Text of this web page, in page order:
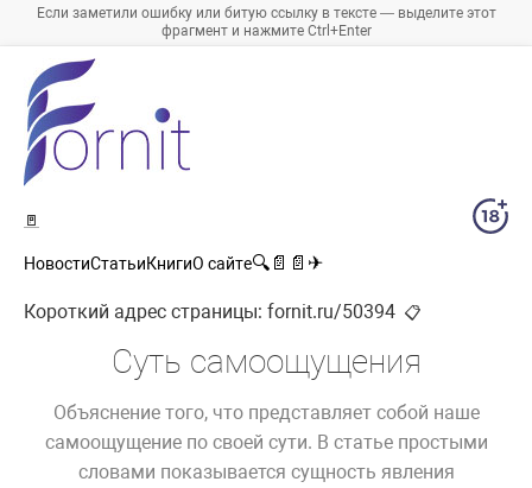
Если заметили ошибку или битую ссылку в тексте — выделите этот
фрагмент и нажмите Ctrl+Enter
🚪
НовостиСтатьиКнигиО сайте🔍 📄 📄 ✈
Короткий адрес страницы: fornit.ru/50394 📋
Суть самоощущения
Объяснение того, что представляет собой наше
самоощущение по своей сути. В статье простыми
словами показывается сущность явления